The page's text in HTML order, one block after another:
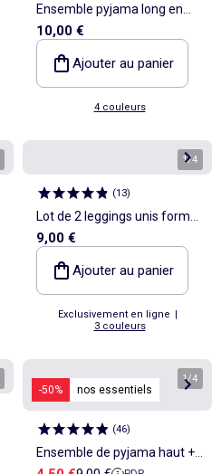
Ensemble pyjama long en
maille pointelle - 2 pièces
10,00 €
Ajouter au panier
4 couleurs
1/4
(13)
Lot de 2 leggings unis forme
flare
9,00 €
Ajouter au panier
Exclusivement en ligne |
3 couleurs
-50% nos essentiels
1/4
(46)
Ensemble de pyjama haut +